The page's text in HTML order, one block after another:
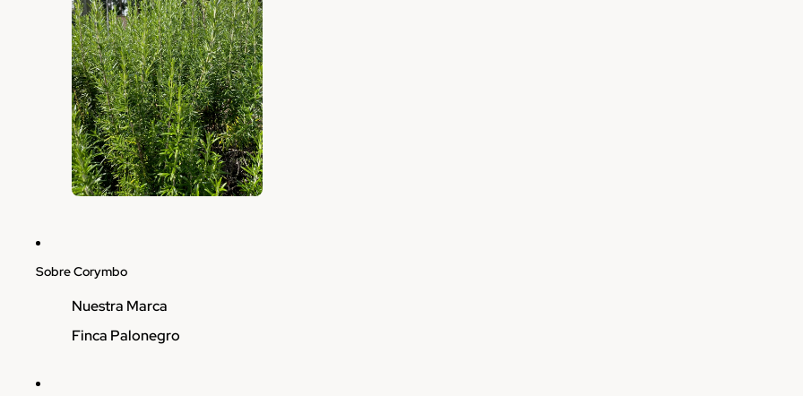
Sobre Corymbo
Nuestra Marca
Finca Palonegro